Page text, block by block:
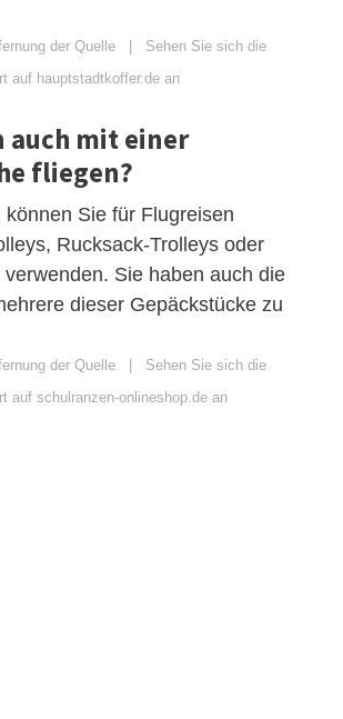
der Quelle
Sehen Sie sich die
auf hauptstadtkoffer.de an
auch mit einer
fliegen?
können Sie für Flugreisen
Rucksack-Trolleys oder
Sie haben auch die
dieser Gepäckstücke zu
der Quelle
Sehen Sie sich die
auf schulranzen-onlineshop.de an